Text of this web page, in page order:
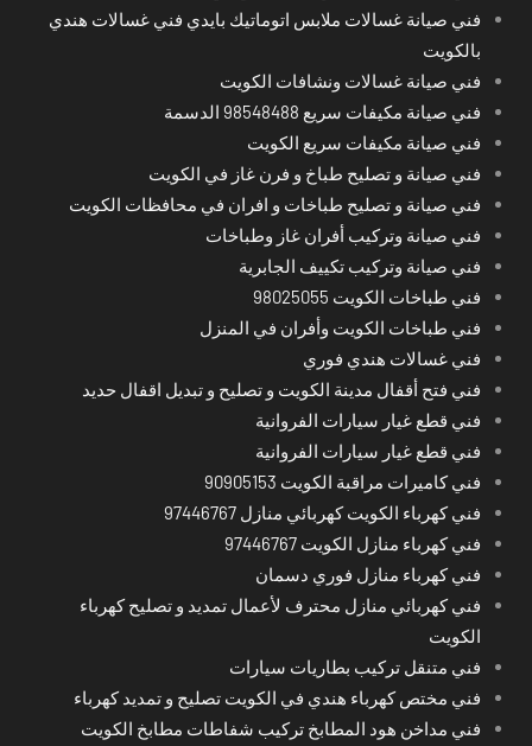
فني صيانة غسالات ملابس اتوماتيك بايدي فني غسالات هندي
بالكويت
فني صيانة غسالات ونشافات الكويت
فني صيانة مكيفات سريع 98548488 الدسمة
فني صيانة مكيفات سريع الكويت
فني صيانة و تصليح طباخ و فرن غاز في الكويت
فني صيانة و تصليح طباخات و افران في محافظات الكويت
فني صيانة وتركيب أفران غاز وطباخات
فني صيانة وتركيب تكييف الجابرية
فني طباخات الكويت 98025055
فني طباخات الكويت وأفران في المنزل
فني غسالات هندي فوري
فني فتح أقفال مدينة الكويت و تصليح و تبديل اقفال حديد
فني قطع غيار سيارات الفروانية
فني قطع غيار سيارات الفروانية
فني كاميرات مراقبة الكويت 90905153
فني كهرباء الكويت كهربائي منازل 97446767
فني كهرباء منازل الكويت 97446767
فني كهرباء منازل فوري دسمان
فني كهربائي منازل محترف لأعمال تمديد و تصليح كهرباء
الكويت
فني متنقل تركيب بطاريات سيارات
فني مختص كهرباء هندي في الكويت تصليح و تمديد كهرباء
فني مداخن هود المطابخ تركيب شفاطات مطابخ الكويت